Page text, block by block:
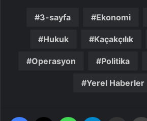
3-sayfa Ekonomi
Hukuk Kaçakçılık
Operasyon Politika
Yerel Haberler
Facebook WhatsApp Email'den paylaş